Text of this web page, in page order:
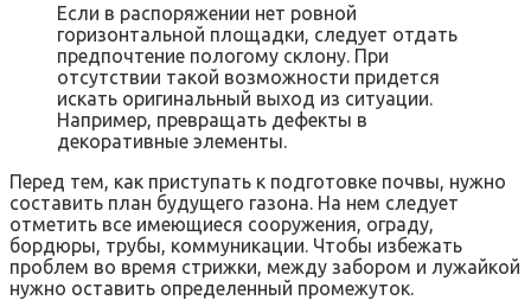
Если в распоряжении нет ровной
горизонтальной площадки, следует отдать
предпочтение пологому склону. При
отсутствии такой возможности придется
искать оригинальный выход из ситуации.
Например, превращать дефекты в
декоративные элементы.
Перед тем, как приступать к подготовке почвы, нужно
составить план будущего газона. На нем следует
отметить все имеющиеся сооружения, ограду,
бордюры, трубы, коммуникации. Чтобы избежать
проблем во время стрижки, между забором и лужайкой
нужно оставить определенный промежуток.